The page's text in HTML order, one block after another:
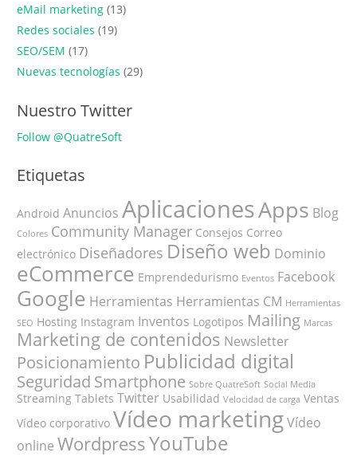
eMail marketing (13)
Redes sociales (19)
SEO/SEM (17)
Nuevas tecnologías (29)
Nuestro Twitter
Follow @QuatreSoft
Etiquetas
Android Anuncios AplicacionesApps Blog
Colores Community Manager Consejos Correo
electrónico Diseñadores Diseño web Dominio
eCommerce Emprendedurismo Eventos Facebook
Google Herramientas Herramientas CM Herramientas
SEO Hosting Instagram Inventos Logotipos Mailing Marcas
Marketing de contenidos Newsletter
Posicionamiento Publicidad digital
Seguridad Smartphone Sobre QuatreSoft Social Media
Streaming Tablets Twitter Usabilidad Velocidad de carga Ventas
Vídeo corporativo Vídeo marketingVídeo
online WordpressYouTube